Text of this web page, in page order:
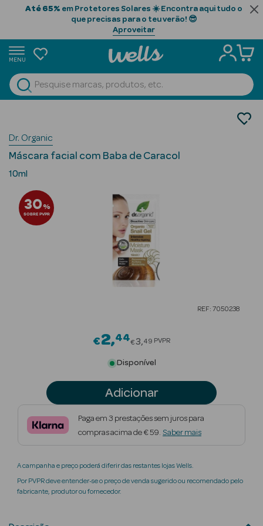
Até 65% em Protetores Solares ☀️ Encontra aqui tudo o
que precisas para o teu verão! 😎
Aproveitar
MENU
Ver Tudo
Beauty Season
Cabelo
Beauty Season
Cosmética
Beauty Season
Beauty Season
Maquilhagem
Beauty Season
Perfumes
Máscaras Faciais
Dr. Organic
Máscara facial com Baba de Caracol
10ml
30%
SOBRE PVPR
REF: 7050238
€2 44Price reduced from
€3 49 PVPR
Disponível
Adicionar
Paga em 3 prestações sem juros para
compras acima de € 59. Saber mais
A campanha e preço poderá diferir das restantes lojas Wells.
Por PVPR deve entender-se o preço de venda sugerido ou recomendado pelo
fabricante, produtor ou fornecedor.